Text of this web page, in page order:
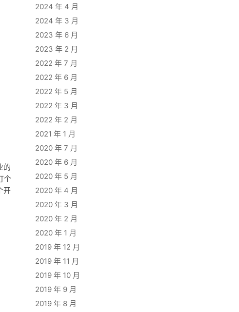
的
个
开
2024 年 4 月
2024 年 3 月
2023 年 6 月
2023 年 2 月
2022 年 7 月
2022 年 6 月
2022 年 5 月
2022 年 3 月
2022 年 2 月
2021 年 1 月
2020 年 7 月
2020 年 6 月
2020 年 5 月
2020 年 4 月
2020 年 3 月
2020 年 2 月
2020 年 1 月
2019 年 12 月
2019 年 11 月
2019 年 10 月
2019 年 9 月
2019 年 8 月